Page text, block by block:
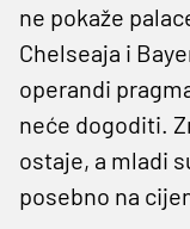
ne pokaže
Chelseaja i
operandi
neće dogoditi.
ostaje, a mladi
posebno na